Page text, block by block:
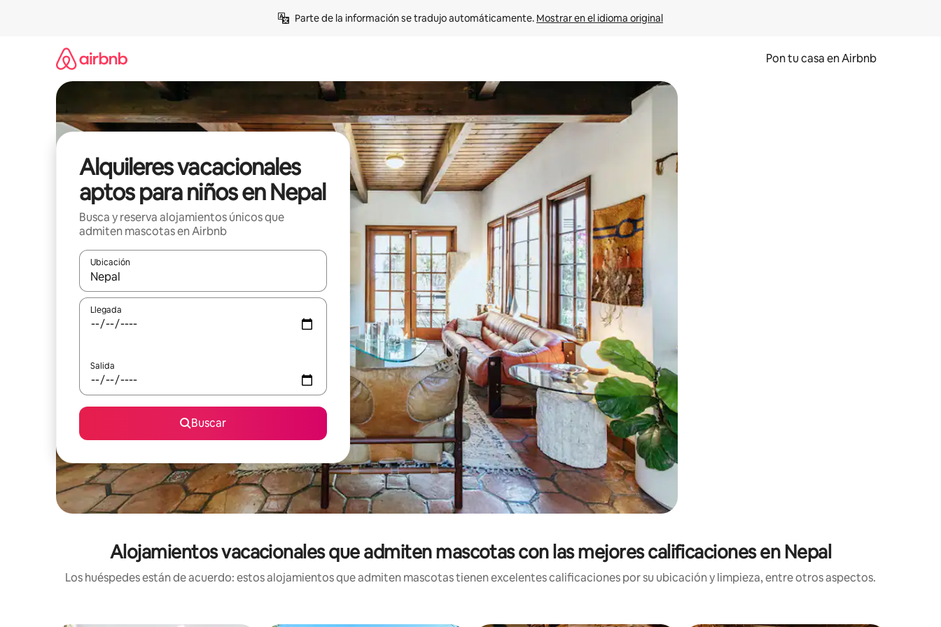
Parte de la información se tradujo automáticamente. Mostrar en el idioma original
Pon tu casa en Airbnb
Alquileres vacacionales
aptos para niños en Nepal
Busca y reserva alojamientos únicos que
admiten mascotas en Airbnb
Ubicación
Cuando los resultados estén disponibles, navega con las teclas de flecha hacia arriba y hacia abajo o explora con el tacto o desliza el dedo.
Llegada
Salida
Buscar
Alojamientos vacacionales que admiten mascotas con las mejores calificaciones en Nepal
Los huéspedes están de acuerdo: estos alojamientos que admiten mascotas tienen excelentes calificaciones por su ubicación y limpieza, entre otros aspectos.